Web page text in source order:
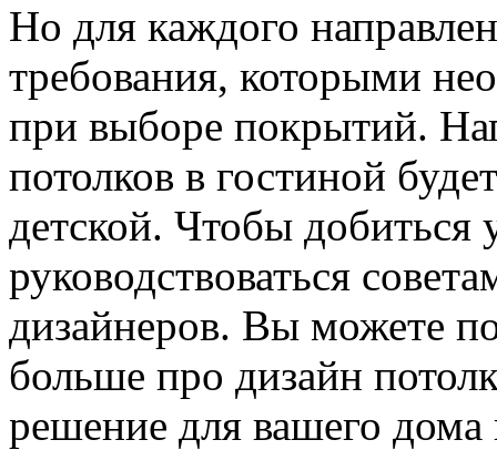
Но для каждого
требования, которыми
при выборе покрытий.
потолков в гостиной
детской. Чтобы добиться
руководствоваться
дизайнеров. Вы можете
больше про дизайн
решение для вашего